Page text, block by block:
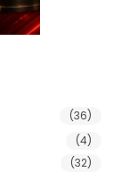
(36)
(4)
(32)